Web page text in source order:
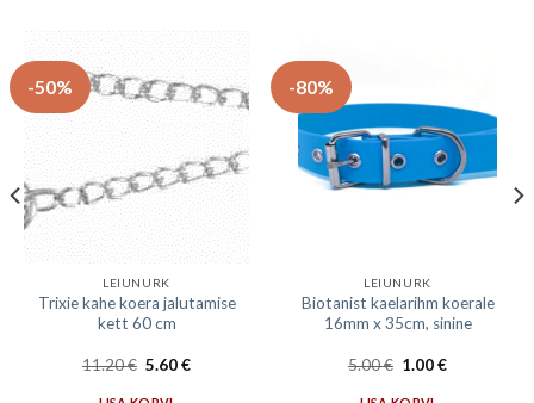
-50%
LEIUNURK
Trixie kahe koera jalutamise
kett 60 cm
11.20€ 5.60€
-80%
LEIUNURK
Biotanist kaelarihm koerale
16mm x 35cm, sinine
5.00€ 1.00€